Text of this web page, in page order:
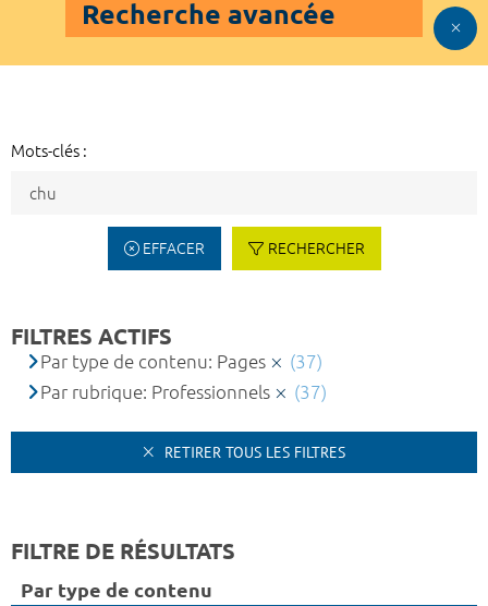
Recherche avancée
Mots-clés :
EFFACER RECHERCHER
FILTRES ACTIFS
Par type de contenu: Pages
(37)
Par rubrique: Professionnels
(37)
RETIRER TOUS LES FILTRES
FILTRE DE RÉSULTATS
Par type de contenu